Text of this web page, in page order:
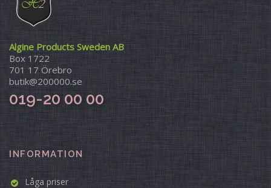
Algine Products Sweden AB
Box 1722
701 17 Örebro
butik@200000.se
019-20 00 00
INFORMATION
Låga priser